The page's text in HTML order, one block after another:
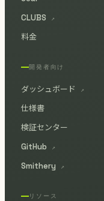
CLUBS
↗
料金
開発者向け
ダッシュボード ↗
仕様書
検証センター
GitHub
↗
Smithery ↗
リソース